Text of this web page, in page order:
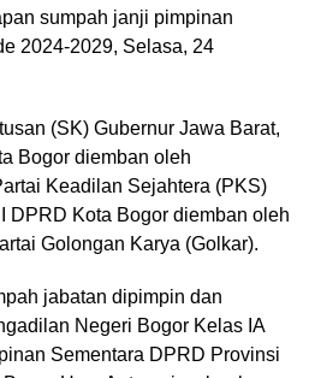
sumpah janji pimpinan
2024-2029, Selasa, 24
(SK) Gubernur Jawa Barat,
Bogor diemban oleh
Keadilan Sejahtera (PKS)
DPRD Kota Bogor diemban oleh
Golongan Karya (Golkar).
jabatan dipimpin dan
Negeri Bogor Kelas IA
Sementara DPRD Provinsi